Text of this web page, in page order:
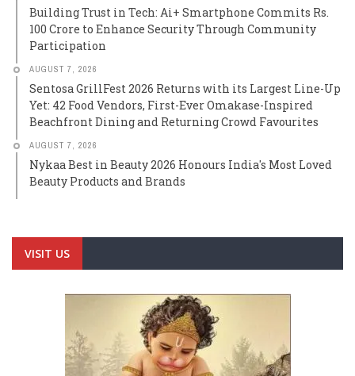
Building Trust in Tech: Ai+ Smartphone Commits Rs.
100 Crore to Enhance Security Through Community
Participation
AUGUST 7, 2026
Sentosa GrillFest 2026 Returns with its Largest Line-Up
Yet: 42 Food Vendors, First-Ever Omakase-Inspired
Beachfront Dining and Returning Crowd Favourites
AUGUST 7, 2026
Nykaa Best in Beauty 2026 Honours India's Most Loved
Beauty Products and Brands
VISIT US